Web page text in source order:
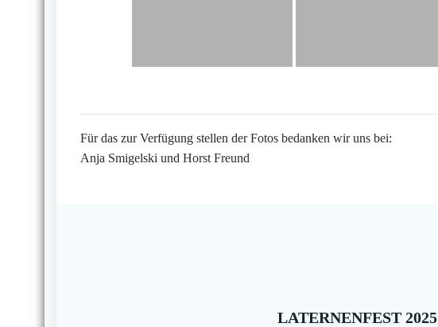
Für das zur Verfügung stellen der Fotos bedanken wir uns bei:
Anja Smigelski und Horst Freund
LATERNENFEST 2025